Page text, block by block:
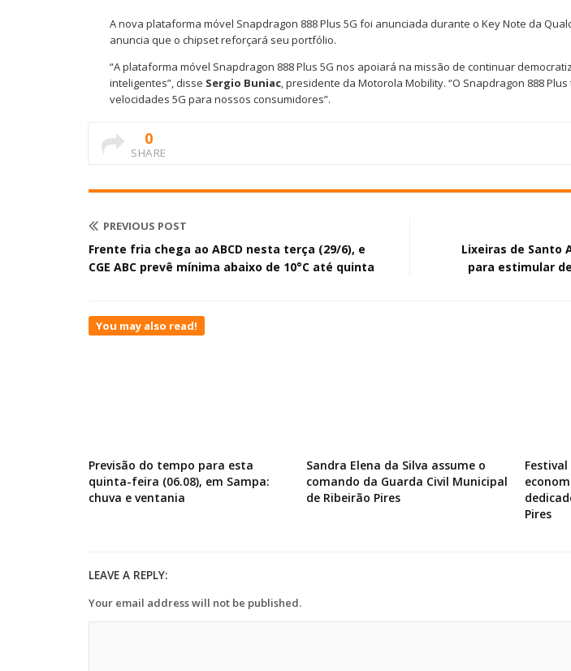
A nova plataforma móvel Snapdragon 888 Plus 5G foi anunciada durante o Key Note da
anuncia que o chipset reforçará seu portfólio.
“A plataforma móvel Snapdragon 888 Plus 5G nos apoiará na missão de continuar
inteligentes”, disse Sergio Buniac, presidente da Motorola Mobility. “O Snapdragon 888
velocidades 5G para nossos consumidores”.
0
SHARE
PREVIOUS POST
Frente fria chega ao ABCD nesta terça (29/6), e
CGE ABC prevê mínima abaixo de 10°C até quinta
Lixeiras de Santo
para estimular
You may also read!
Previsão do tempo para esta
quinta-feira (06.08), em Sampa:
chuva e ventania
Sandra Elena da Silva assume o
comando da Guarda Civil Municipal
de Ribeirão Pires
Pires
LEAVE A REPLY:
Your email address will not be published.